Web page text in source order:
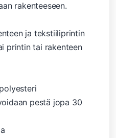
rakenteeseen.
ja tekstiiliprintin
printin tai rakenteen
pestä jopa 30